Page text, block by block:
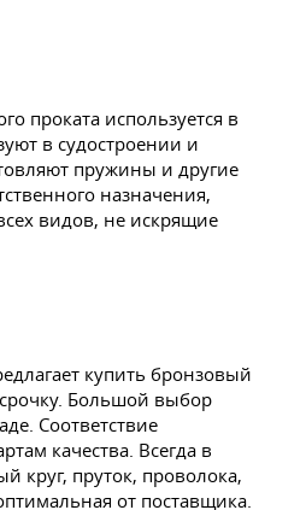
проката используется в
в судостроении и
пружины и другие
назначения,
видов, не искрящие
купить бронзовый
Большой выбор
Соответствие
качества. Всегда в
круг, пруток, проволока,
от поставщика.